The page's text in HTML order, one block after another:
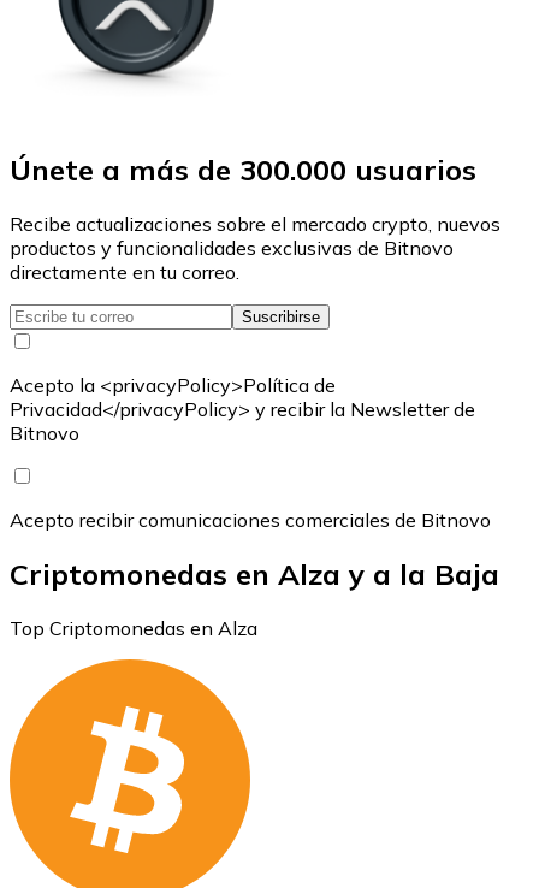
Únete a más de 300.000 usuarios
Recibe actualizaciones sobre el mercado crypto, nuevos
productos y funcionalidades exclusivas de Bitnovo
directamente en tu correo.
Suscribirse
Acepto la <privacyPolicy>Política de
Privacidad</privacyPolicy> y recibir la Newsletter de
Bitnovo
Acepto recibir comunicaciones comerciales de Bitnovo
Criptomonedas en Alza y a la Baja
Top Criptomonedas en Alza